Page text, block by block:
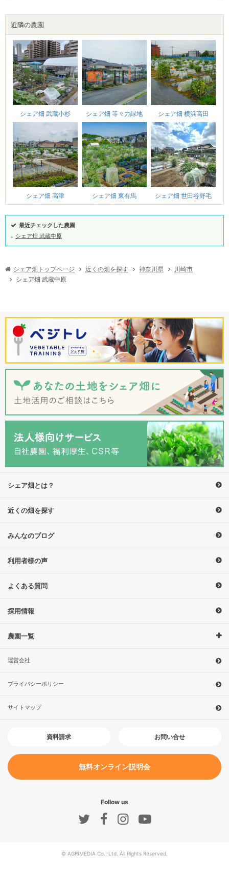
近隣の農園
シェア畑 武蔵小杉 シェア畑 等々力緑地 シェア畑 横浜高田
シェア畑 高津 シェア畑 東有馬 シェア畑 世田谷野毛
最近チェックした農園
シェア畑 武蔵中原
シェア畑トップページ 近くの畑を探す 神奈川県 川崎市
シェア畑 武蔵中原
シェア畑とは？
近くの畑を探す
みんなのブログ
利用者様の声
よくある質問
採用情報
農園一覧
運営会社
プライバシーポリシー
サイトマップ
資料請求 お問い合せ
無料オンライン説明会
Follow us
© AGRIMEDIA Co., Ltd. All Rights Reserved.